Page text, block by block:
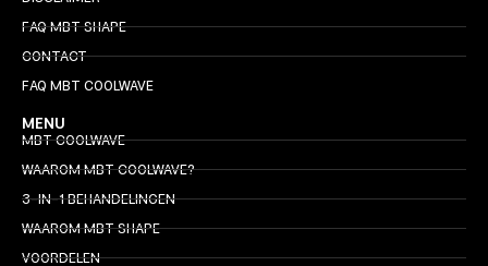
FAQ MBT SHAPE
CONTACT
FAQ MBT COOLWAVE
MENU
MBT COOLWAVE
WAAROM MBT COOLWAVE?
3-IN-1 BEHANDELINGEN
WAAROM MBT SHAPE
VOORDELEN